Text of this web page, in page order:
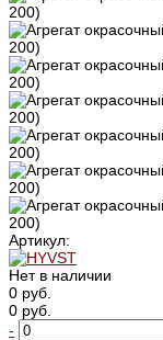
Артикул:
Нет в наличии
0 руб.
0 руб.
-